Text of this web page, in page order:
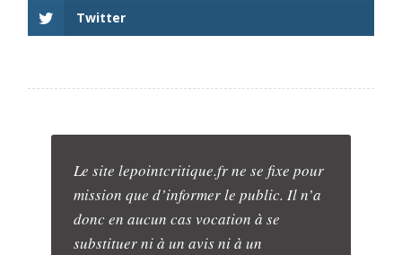
Twitter
Le site lepointcritique.fr ne se fixe pour
mission que d’informer le public. Il n’a
donc en aucun cas vocation à se
substituer ni à un avis ni à un